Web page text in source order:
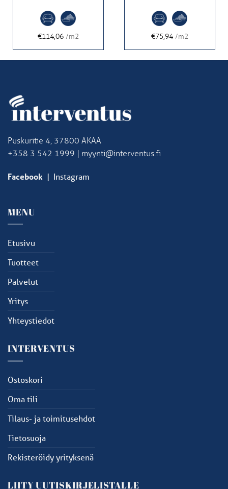
€114,06/m2 €75,94/m2
Puskuritie 4, 37800 AKAA
+358 3 542 1999 | myynti@interventus.fi
Facebook | Instagram
MENU
Etusivu
Tuotteet
Palvelut
Yritys
Yhteystiedot
INTERVENTUS
Ostoskori
Oma tili
Tilaus- ja toimitusehdot
Tietosuoja
Rekisteröidy yrityksenä
LIITY UUTISKIRJELISTALLE